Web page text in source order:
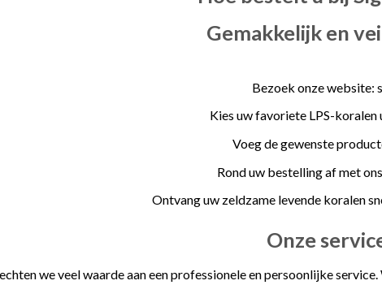
Gemakkelijk en
Bezoek onze website:
Kies uw favoriete LPS-
Voeg de gewenste
Rond uw bestelling af met
Ontvang uw zeldzame levende koralen
Onze
we veel waarde aan een professionele en persoonlijke